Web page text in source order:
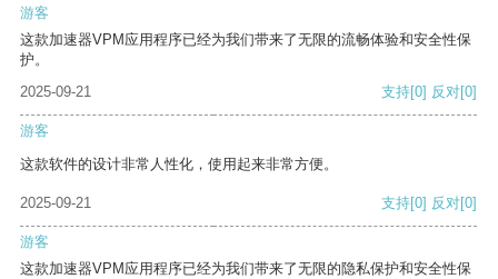
游客
这款加速器VPM应用程序已经为我们带来了无限的流畅体验和安全性保
护。
2025-09-21
支持[0] 反对[0]
游客
这款软件的设计非常人性化，使用起来非常方便。
2025-09-21 支持[0] 反对[0]
游客
这款加速器VPM应用程序已经为我们带来了无限的隐私保护和安全性保